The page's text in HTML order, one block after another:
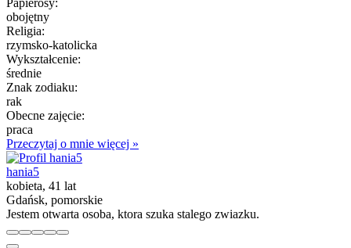
obojętny
Religia:
rzymsko-katolicka
Wykształcenie:
średnie
Znak zodiaku:
rak
Obecne zajęcie:
praca
Przeczytaj o mnie więcej »
hania5
kobieta, 41 lat
Gdańsk, pomorskie
Jestem otwarta osoba, ktora szuka stalego zwiazku.